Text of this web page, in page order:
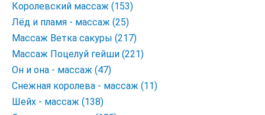
Королевский массаж (153)
Лёд и пламя - массаж (25)
Массаж Ветка сакуры (217)
Массаж Поцелуй гейши (221)
Он и она - массаж (47)
Снежная королева - массаж (11)
Шейх - массаж (138)